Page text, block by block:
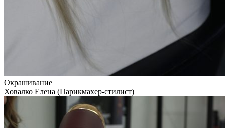
Окрашивание
Ховалко Елена (Парикмахер-стилист)